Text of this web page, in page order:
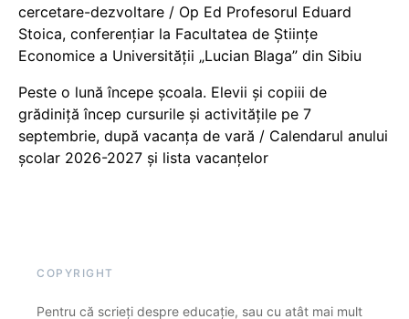
cercetare-dezvoltare / Op Ed Profesorul Eduard
Stoica, conferențiar la Facultatea de Științe
Economice a Universității „Lucian Blaga” din Sibiu
Peste o lună începe școala. Elevii și copiii de
grădiniță încep cursurile și activitățile pe 7
septembrie, după vacanța de vară / Calendarul anului
școlar 2026-2027 și lista vacanțelor
COPYRIGHT
Pentru că scrieți despre educație, sau cu atât mai mult